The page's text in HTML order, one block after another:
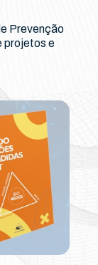
Prevenção
projetos e